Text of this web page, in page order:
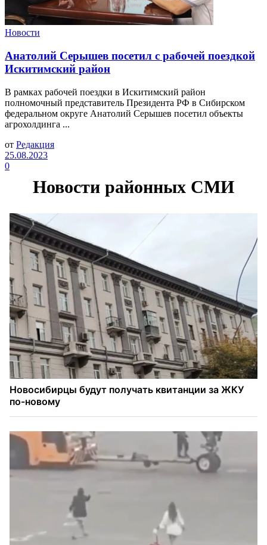
Новости
Анатолий Серышев посетил с рабочей поездкой
Искитимский район
В рамках рабочей поездки в Искитимский район
полномочный представитель Президента РФ в Сибирском
федеральном округе Анатолий Серышев посетил объекты
агрохолдинга ...
от Редакция
25.08.2023
0